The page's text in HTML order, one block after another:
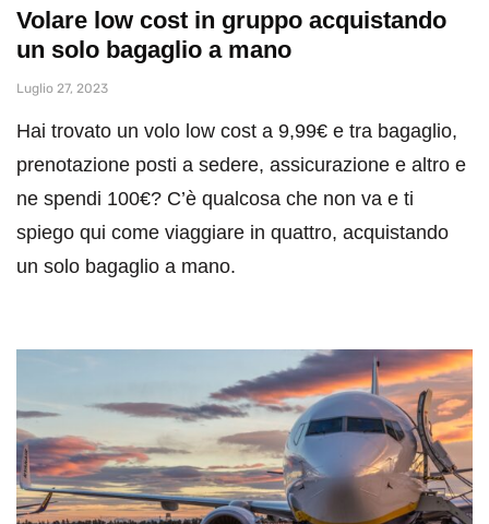
Volare low cost in gruppo acquistando
un solo bagaglio a mano
Luglio 27, 2023
Hai trovato un volo low cost a 9,99€ e tra bagaglio,
prenotazione posti a sedere, assicurazione e altro e
ne spendi 100€? C’è qualcosa che non va e ti
spiego qui come viaggiare in quattro, acquistando
un solo bagaglio a mano.